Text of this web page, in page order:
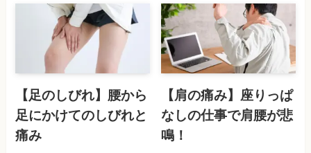
【足のしびれ】腰から
足にかけてのしびれと
痛み
【肩の痛み】座りっぱ
なしの仕事で肩腰が悲
鳴！